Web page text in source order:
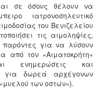
σε όσους θέλουν να
ιατρονοσηλευτικό
του Βενιζελείου
τις αιμοληψίες,
για να λύσουν
από τον «Αιματοκρήτη»
ενημερώσεις και
για δωρεά αρχέγονων
των οστών»).